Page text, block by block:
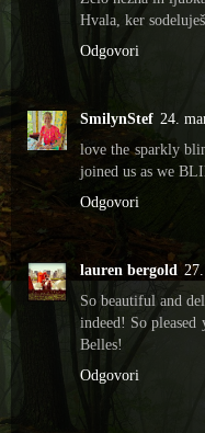
Hvala, ker
Odgovori
SmilynStef 24.
love the sparkly
joined us as we
Odgovori
lauren bergold
So beautiful and
indeed! So
Belles!
Odgovori